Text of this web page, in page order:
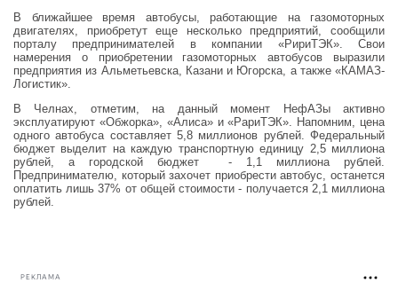
В ближайшее время автобусы, работающие на газомоторных
двигателях, приобретут еще несколько предприятий, сообщили
порталу предпринимателей в компании «РириТЭК». Свои
намерения о приобретении газомоторных автобусов выразили
предприятия из Альметьевска, Казани и Югорска, а также «КАМАЗ-
Логистик».
В Челнах, отметим, на данный момент НефАЗы активно
эксплуатируют «Обжорка», «Алиса» и «РариТЭК». Напомним, цена
одного автобуса составляет 5,8 миллионов рублей. Федеральный
бюджет выделит на каждую транспортную единицу 2,5 миллиона
рублей, а городской бюджет - 1,1 миллиона рублей.
Предпринимателю, который захочет приобрести автобус, останется
оплатить лишь 37% от общей стоимости - получается 2,1 миллиона
рублей.
РЕКЛАМА